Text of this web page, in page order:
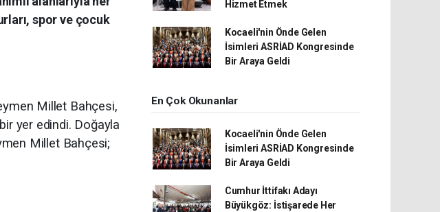
spor ve çocuk
Millet Bahçesi,
yer edindi. Doğayla
Millet Bahçesi;
Hizmet Etmek
Kocaeli'nin Önde Gelen
İsimleri ASRİAD Kongresinde
Bir Araya Geldi
En Çok Okunanlar
Kocaeli'nin Önde Gelen
İsimleri ASRİAD Kongresinde
Bir Araya Geldi
Cumhur İttifakı Adayı
Büyükgöz: İstişarede Her